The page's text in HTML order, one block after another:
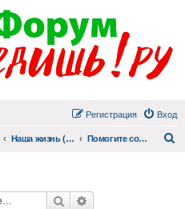
Вход
Регистрация
Наша жизнь (не всё же о суициде!) Помогите советом!
Поиск